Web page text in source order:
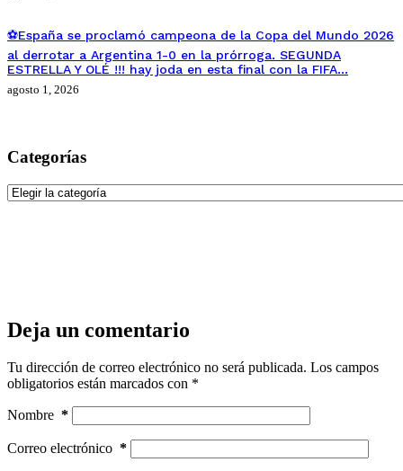
⚽España se proclamó campeona de la Copa del Mundo 2026
al derrotar a Argentina 1-0 en la prórroga. SEGUNDA
ESTRELLA Y OLÉ !!! hay joda en esta final con la FIFA…
agosto 1, 2026
Categorías
Categorías
Deja un comentario
Tu dirección de correo electrónico no será publicada. Los campos
obligatorios están marcados con *
Nombre *
Correo electrónico *